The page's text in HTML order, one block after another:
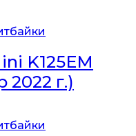
K125EM
2022 г.)